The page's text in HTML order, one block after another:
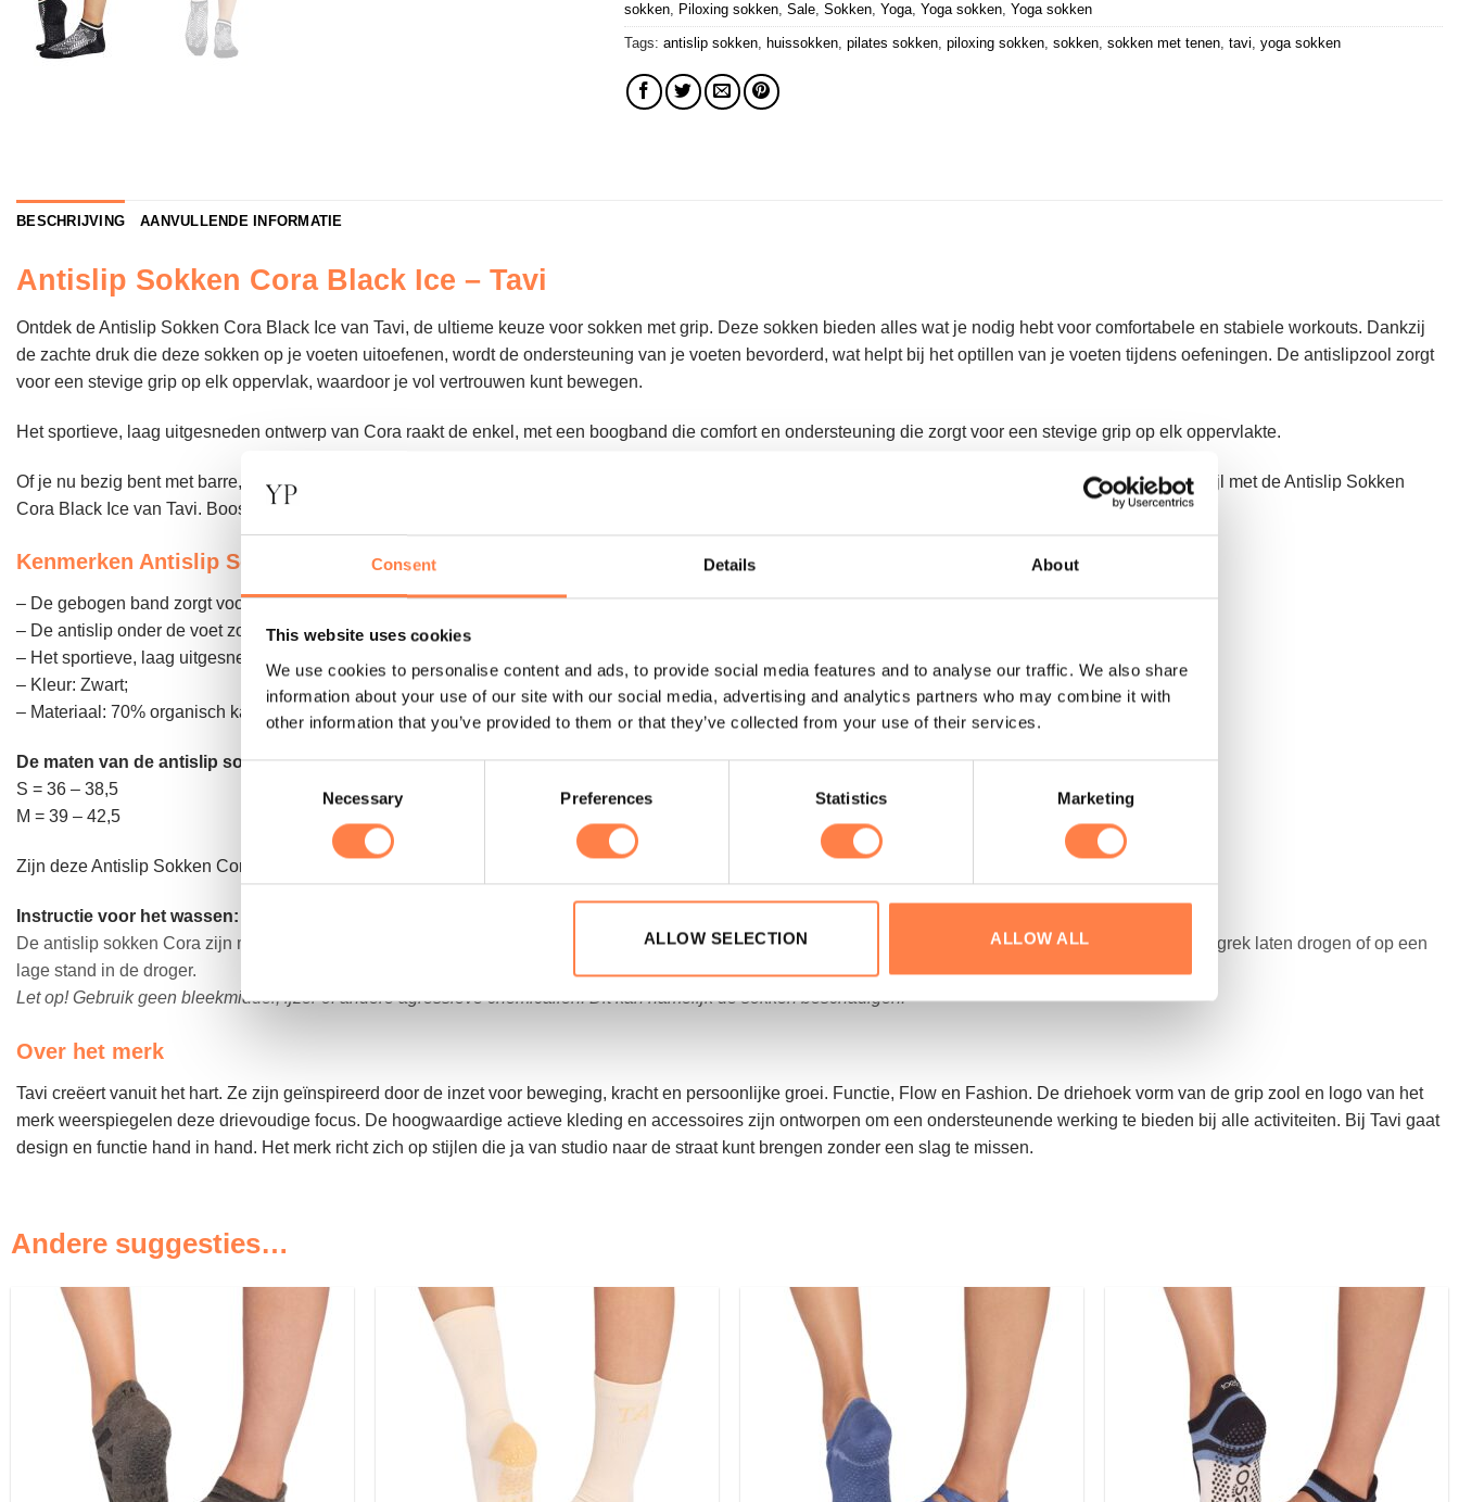
Consent Details About
This website uses cookies
We use cookies to personalise content and ads, to provide social media features and to analyse our traffic. We also share
information about your use of our site with our social media, advertising and analytics partners who may combine it with
other information that you’ve provided to them or that they’ve collected from your use of their services.
Consent
Necessary Preferences Statistics Marketing
ALLOW SELECTION ALLOW ALL
sokken, Piloxing sokken, Sale, Sokken, Yoga, Yoga sokken, Yoga sokken
Tags: antislip sokken, huissokken, pilates sokken, piloxing sokken, sokken, sokken met tenen, tavi, yoga sokken
BESCHRIJVING AANVULLENDE INFORMATIE
Antislip Sokken Cora Black Ice – Tavi
Ontdek de Antislip Sokken Cora Black Ice van Tavi, de ultieme keuze voor sokken met grip. Deze sokken bieden alles wat je nodig hebt voor comfortabele en stabiele workouts. Dankzij
de zachte druk die deze sokken op je voeten uitoefenen, wordt de ondersteuning van je voeten bevorderd, wat helpt bij het optillen van je voeten tijdens oefeningen. De antislipzool zorgt
voor een stevige grip op elk oppervlak, waardoor je vol vertrouwen kunt bewegen.
Het sportieve, laag uitgesneden ontwerp van Cora raakt de enkel, met een boogband die comfort en ondersteuning die zorgt voor een stevige grip op elk oppervlakte.
Of je nu bezig bent met barre, pilates, yoga of dans, deze antislip sokken zijn geschikt voor alle activiteiten op blote voeten. Kies voor comfort, stabiliteit en stijl met de Antislip Sokken
Cora Black Ice van Tavi. Boost jouw workouts met deze fijne sokken!
Kenmerken Antislip Sokken Cora Black Ice
– De gebogen band zorgt voor extra comfort en ondersteuning;
– De antislip onder de voet zorgt voor een stevige grip op elk oppervlakte;
– Het sportieve, laag uitgesneden ontwerp van Cora raakt de enkel precies.
– Kleur: Zwart;
– Materiaal: 70% organisch katoen, 17% nylon,
7% elastaan, 6% polyester.
De maten van de antislip sokken komen als volgt overeen met schoenmaten:
S = 36 – 38,5
M = 39 – 42,5
Zijn deze Antislip Sokken Cora Black Ice van Tavi niet de sokken die je zocht? Bekijk
Instructie voor het wassen:
De antislip sokken Cora zijn machine wasbaar. Was de sokken binnenste buiten in een zachte cyclus om de antislip laag te beschermen. Daarna op het droogrek laten drogen of op een
lage stand in de droger.
Let op! Gebruik geen bleekmiddel, ijzer of andere agressieve chemicaliën. Dit kan namelijk de sokken beschadigen.
Over het merk
Tavi creëert vanuit het hart. Ze zijn geïnspireerd door de inzet voor beweging, kracht en persoonlijke groei. Functie, Flow en Fashion. De driehoek vorm van de grip zool en logo van het
merk weerspiegelen deze drievoudige focus. De hoogwaardige actieve kleding en accessoires zijn ontworpen om een ondersteunende werking te bieden bij alle activiteiten. Bij Tavi gaat
design en functie hand in hand. Het merk richt zich op stijlen die ja van studio naar de straat kunt brengen zonder een slag te missen.
Andere suggesties…